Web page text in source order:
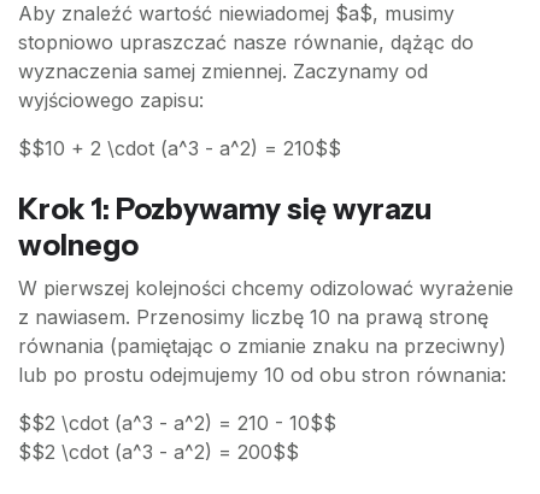
Aby znaleźć wartość niewiadomej $a$, musimy
stopniowo upraszczać nasze równanie, dążąc do
wyznaczenia samej zmiennej. Zaczynamy od
wyjściowego zapisu:
$$10 + 2 \cdot (a^3 - a^2) = 210$$
Krok 1: Pozbywamy się wyrazu
wolnego
W pierwszej kolejności chcemy odizolować wyrażenie
z nawiasem. Przenosimy liczbę 10 na prawą stronę
równania (pamiętając o zmianie znaku na przeciwny)
lub po prostu odejmujemy 10 od obu stron równania:
$$2 \cdot (a^3 - a^2) = 210 - 10$$
$$2 \cdot (a^3 - a^2) = 200$$